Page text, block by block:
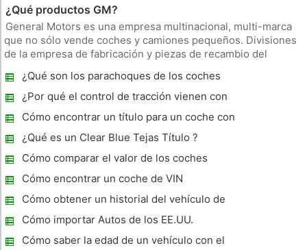
¿Qué productos GM?
General Motors es una empresa multinacional, multi-marca
que no sólo vende coches y camiones pequeños. Divisiones
de la empresa de fabricación y piezas de recambio del
nuevos. Además de la marca line-up, la compañía ha sido
propietaria de v
¿Qué son los parachoques de los coches
Made Of?
¿Por qué el control de tracción vienen con
mi Chevy Malibu ?
Cómo encontrar un título para un coche con
VIN
¿Qué es un Clear Blue Tejas Título ?
Cómo comparar el valor de los coches
antiguos
Cómo encontrar un coche de VIN
Cómo obtener un historial del vehículo de
forma gratuita utilizando un número Vin
Cómo importar Autos de los EE.UU.
Cómo saber la edad de un vehículo con el